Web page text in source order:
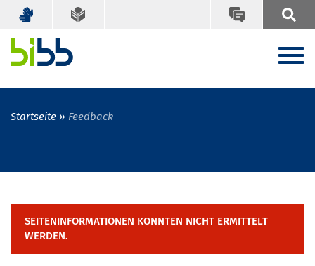
Startseite Feedback
SEITENINFORMATIONEN KONNTEN NICHT ERMITTELT
WERDEN.